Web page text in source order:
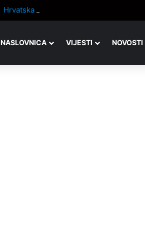
NASLOVNICA VIJESTI NOVOSTI